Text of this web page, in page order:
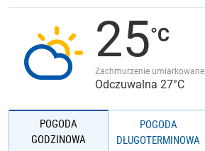
JAKOŚĆ POWIETRZA
25
Zachmurzenie umiarkowane
Odczuwalna 27°C
POGODA
GODZINOWA
POGODA
DŁUGOTERMINOWA